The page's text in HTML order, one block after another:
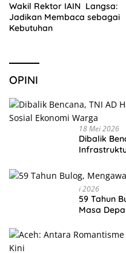
Wakil Rektor IAIN Langsa:
Jadikan Membaca sebagai
Kebutuhan
OPINI
18 Mei 2026
Dibalik
I 2026
59 Tahun
Masa